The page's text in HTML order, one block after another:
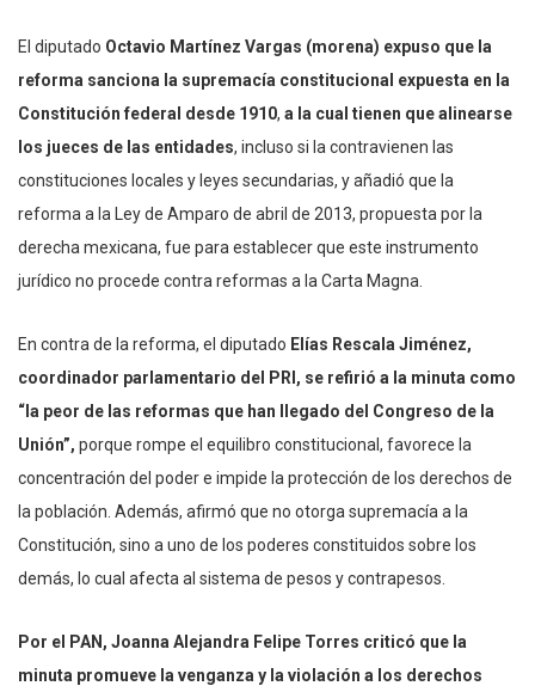
El diputado Octavio Martínez Vargas (morena) expuso que la
reforma sanciona la supremacía constitucional expuesta en la
Constitución federal desde 1910, a la cual tienen que alinearse
los jueces de las entidades, incluso si la contravienen las
constituciones locales y leyes secundarias, y añadió que la
reforma a la Ley de Amparo de abril de 2013, propuesta por la
derecha mexicana, fue para establecer que este instrumento
jurídico no procede contra reformas a la Carta Magna.
En contra de la reforma, el diputado Elías Rescala Jiménez,
coordinador parlamentario del PRI, se refirió a la minuta como
“la peor de las reformas que han llegado del Congreso de la
Unión”, porque rompe el equilibro constitucional, favorece la
concentración del poder e impide la protección de los derechos de
la población. Además, afirmó que no otorga supremacía a la
Constitución, sino a uno de los poderes constituidos sobre los
demás, lo cual afecta al sistema de pesos y contrapesos.
Por el PAN, Joanna Alejandra Felipe Torres criticó que la
minuta promueve la venganza y la violación a los derechos